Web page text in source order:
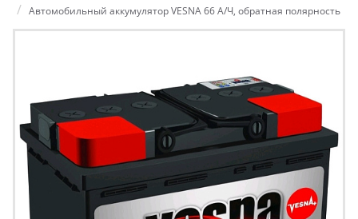
Автомобильный аккумулятор VESNA 66 А/Ч, обратная полярность